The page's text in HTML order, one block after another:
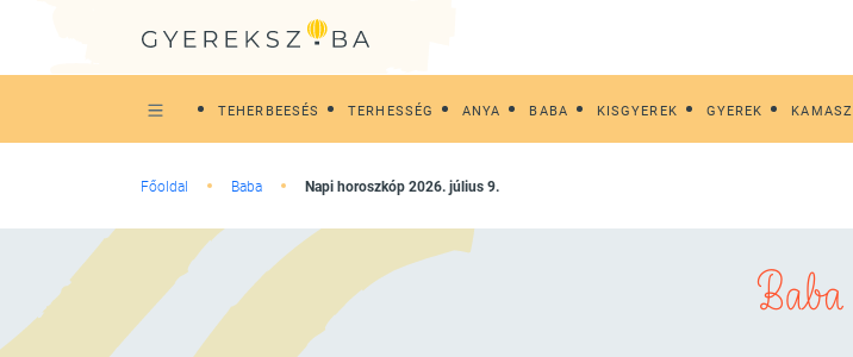
TEHERBEESÉS TERHESSÉG ANYA BABA KISGYEREK GYEREK KAMASZ
Főoldal Baba Napi horoszkóp 2026. július 9.
Baba